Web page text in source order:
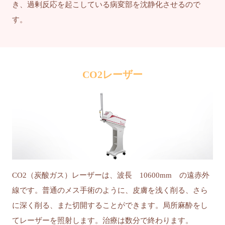
き、過剰反応を起こしている病変部を沈静化させるので
す。
CO2レーザー
CO2（炭酸ガス）レーザーは、波長 10600mm の遠赤外
線です。普通のメス手術のように、皮膚を浅く削る、さら
に深く削る、また切開することができます。局所麻酔をし
てレーザーを照射します。治療は数分で終わります。